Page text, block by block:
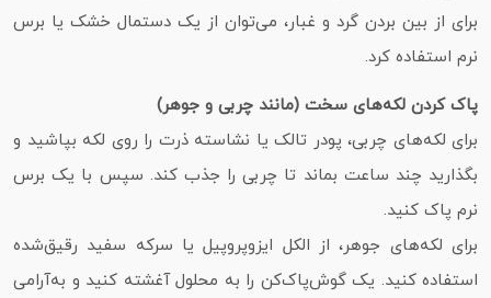
برای از بین بردن گرد و غبار، می‌توان از یک دستمال خشک یا برس
نرم استفاده کرد.
پاک کردن لکه‌های سخت (مانند چربی و جوهر)
برای لکه‌های چربی، پودر تالک یا نشاسته ذرت را روی لکه بپاشید و
بگذارید چند ساعت بماند تا چربی را جذب کند. سپس با یک برس
نرم پاک کنید.
برای لکه‌های جوهر، از الکل ایزوپروپیل یا سرکه سفید رقیق‌شده
استفاده کنید. یک گوش‌پاک‌کن را به محلول آغشته کنید و به‌آرامی